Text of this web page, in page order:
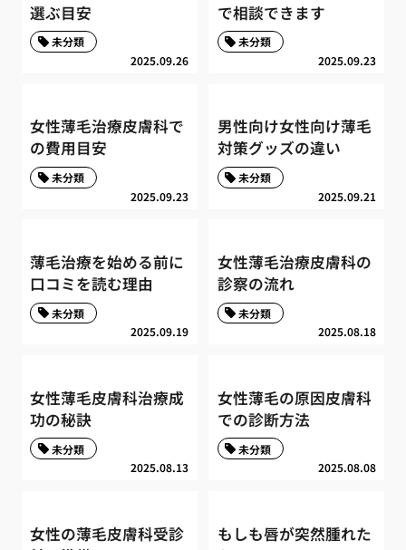
選ぶ目安
2025.09.26
未分類
で相談できます
2025.09.23
未分類
女性薄毛治療皮膚科で
の費用目安
2025.09.23
未分類
男性向け女性向け薄毛
対策グッズの違い
2025.09.21
未分類
薄毛治療を始める前に
口コミを読む理由
2025.09.19
未分類
女性薄毛治療皮膚科の
診察の流れ
2025.08.18
未分類
女性薄毛皮膚科治療成
功の秘訣
2025.08.13
未分類
女性薄毛の原因皮膚科
での診断方法
2025.08.08
未分類
女性の薄毛皮膚科受診
もしも唇が突然腫れた